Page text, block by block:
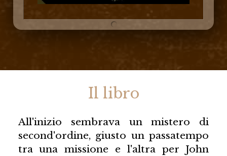
Il libro
All'inizio sembrava un mistero di
second'ordine, giusto un passatempo
tra una missione e l'altra per John